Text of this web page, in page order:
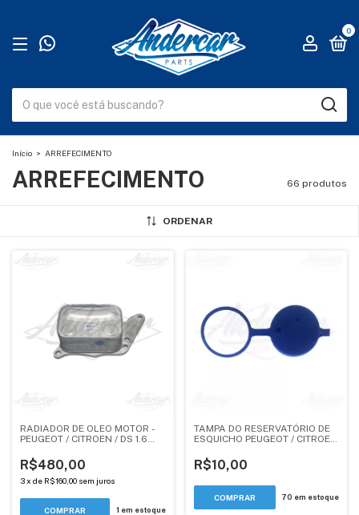
0
Início > ARREFECIMENTO
ARREFECIMENTO 66 produtos
ORDENAR
RADIADOR DE OLEO MOTOR -
PEUGEOT / CITROEN / DS 1.6
R$480,00
3x de R$160,00 sem juros
1 em estoque
TAMPA DO RESERVATÓRIO DE
ESQUICHO PEUGEOT / CITROEN
R$10,00
70 em estoque